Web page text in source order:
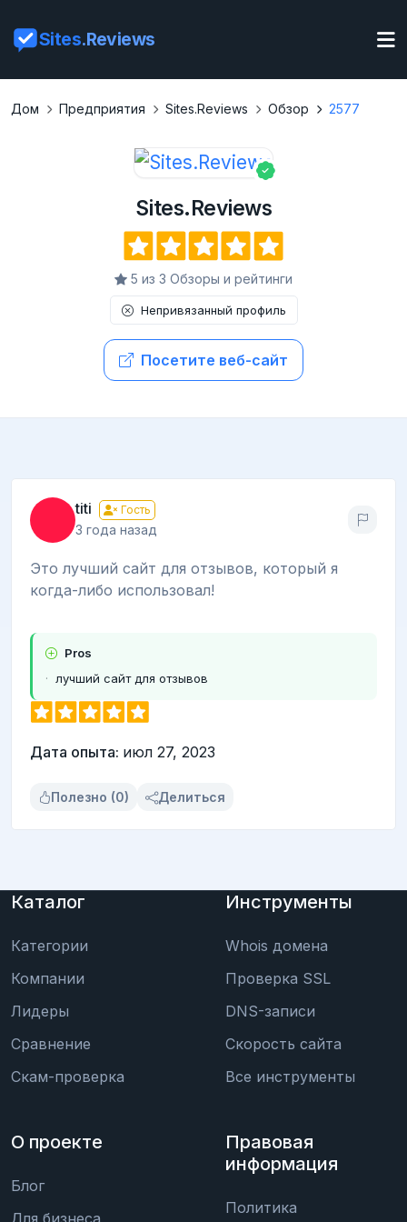
Sites.Reviews
Дом Предприятия Sites.Reviews Обзор 2577
Sites.Reviews
5 из 3 Обзоры и рейтинги
Непривязанный профиль
Посетите веб-сайт
titi Гость
3 года назад
Это лучший сайт для отзывов, который я
когда-либо использовал!
Pros
лучший сайт для отзывов
Дата опыта: июл 27, 2023
Полезно (0) Делиться
Каталог
Категории
Компании
Лидеры
Сравнение
Скам-проверка
Инструменты
Whois домена
Проверка SSL
DNS-записи
Скорость сайта
Все инструменты
О проекте
Блог
Для бизнеса
Правовая
информация
Политика